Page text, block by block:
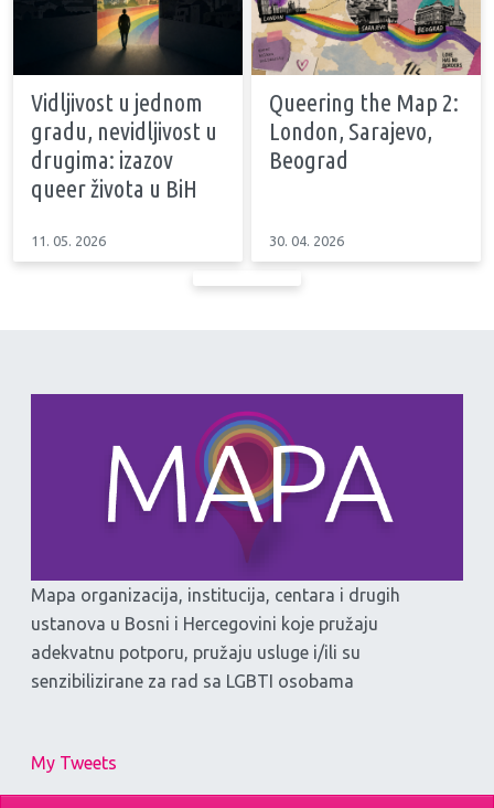
Vidljivost u jednom
gradu, nevidljivost u
drugima: izazov
queer života u BiH
11. 05. 2026
Queering the Map 2:
London, Sarajevo,
Beograd
30. 04. 2026
Mapa organizacija, institucija, centara i drugih
ustanova u Bosni i Hercegovini koje pružaju
adekvatnu potporu, pružaju usluge i/ili su
senzibilizirane za rad sa LGBTI osobama
My Tweets